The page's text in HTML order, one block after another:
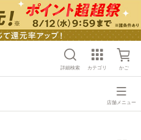
詳細検索 カテゴリ かご
店舗メニュー